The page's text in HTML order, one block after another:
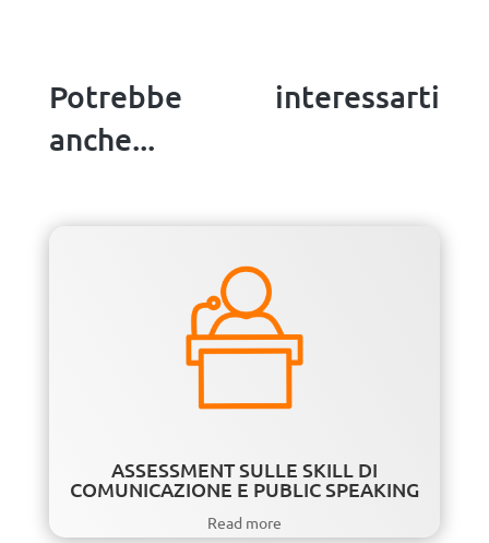
Potrebbe interessarti
anche...
ASSESSMENT SULLE SKILL DI
COMUNICAZIONE E PUBLIC SPEAKING
Read more